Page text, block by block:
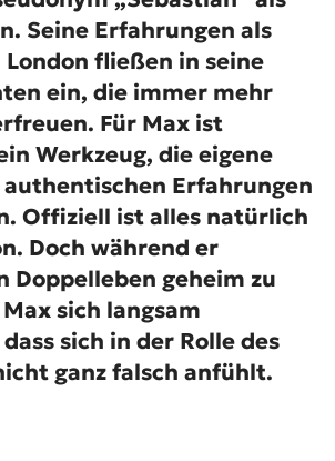
Seine Erfahrungen als
fließen in seine
ein, die immer mehr
Für Max ist
Werkzeug, die eigene
Erfahrungen
Offiziell ist alles natürlich
Doch während er
Doppelleben geheim zu
sich langsam
sich in der Rolle des
ganz falsch anfühlt.